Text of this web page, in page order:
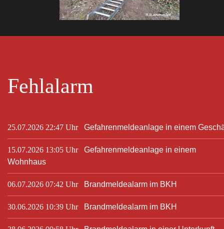
Fehlalarm
25.07.2026 22:47 Uhr Gefahrenmeldeanlage in einem
15.07.2026 13:05 Uhr
Gefahrenmeldeanlage in einem
Wohnhaus
06.07.2026 07:42 Uhr Brandmeldealarm im BKH
30.06.2026 10:39 Uhr Brandmeldealarm im BKH